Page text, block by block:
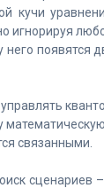
кучи
игнорируя
него
связанными.
сценариев